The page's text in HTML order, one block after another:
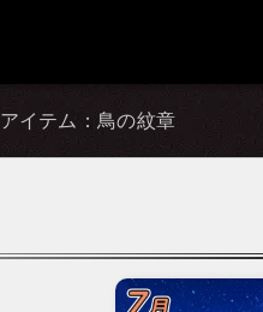
アイテム：鳥の紋章